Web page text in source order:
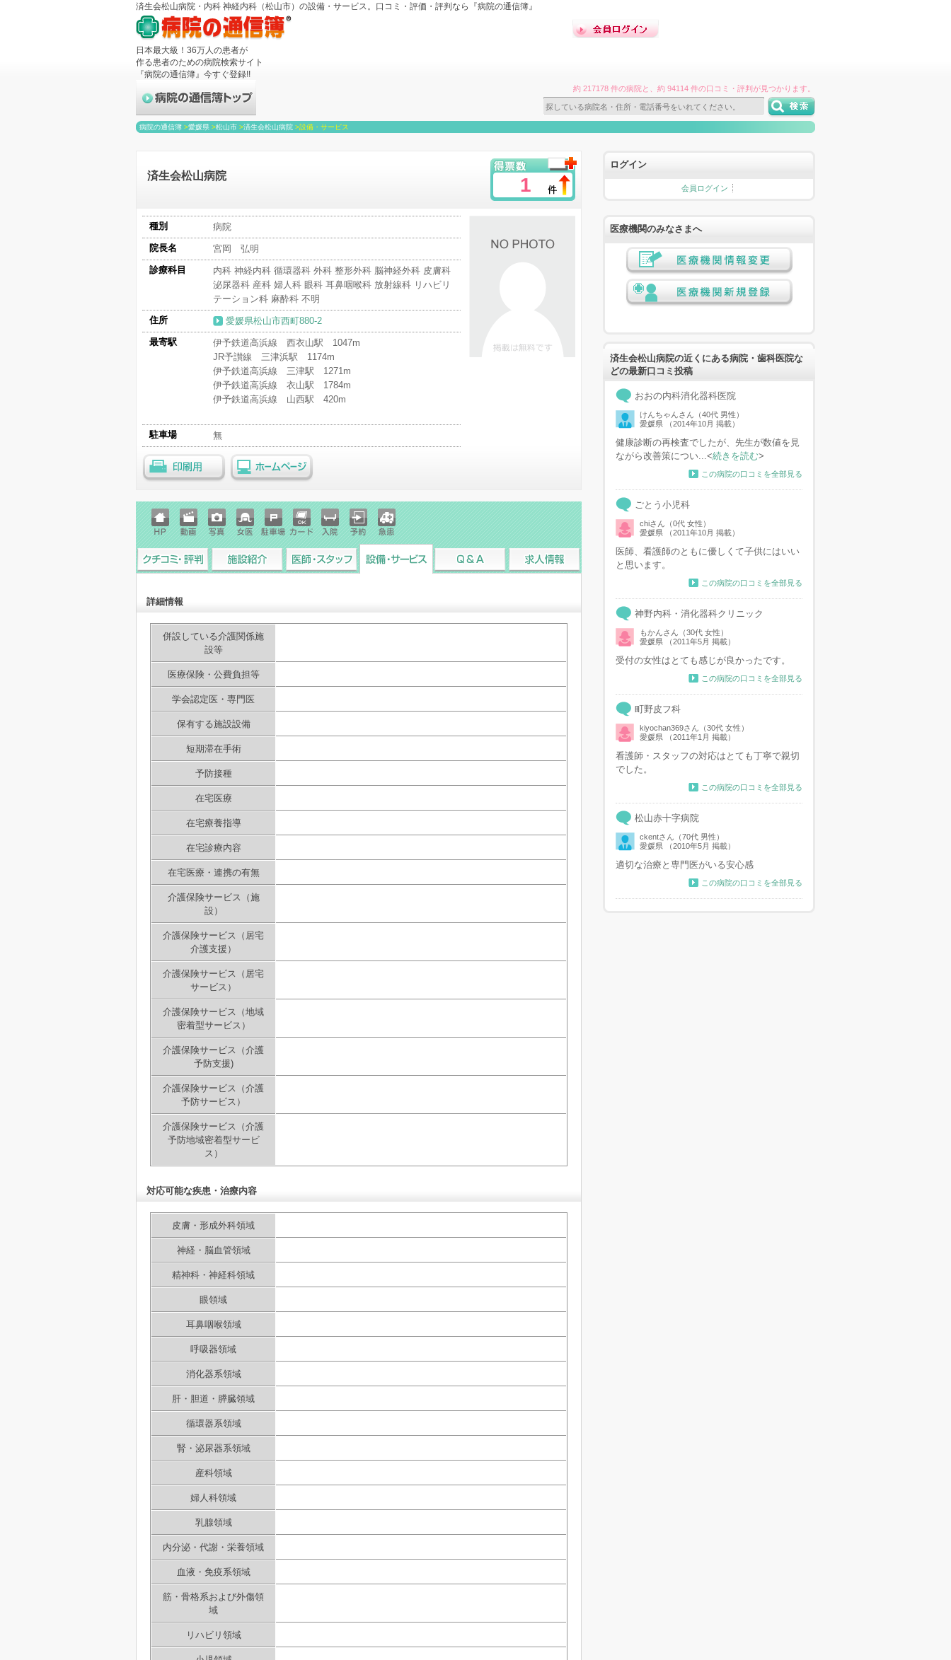
済生会松山病院・内科 神経内科（松山市）の設備・サービス。口コミ・評価・評判なら『病院の通信簿』
日本最大級！36万人の患者が
作る患者のための病院検索サイト
『病院の通信簿』今すぐ登録!!
約 217178 件の病院と、約 94114 件の口コミ・評判が見つかります。
病院の通信簿 >愛媛県 >松山市 >済生会松山病院 >設備・サービス
済生会松山病院 1
種別
病院
院長名
宮岡 弘明
診療科目
内科 神経内科 循環器科 外科 整形外科 脳神経外科 皮膚科
泌尿器科 産科 婦人科 眼科 耳鼻咽喉科 放射線科 リハビリ
テーション科 麻酔科 不明
住所
愛媛県松山市西町880-2
最寄駅
伊予鉄道高浜線 西衣山駅 1047m
JR予讃線 三津浜駅 1174m
伊予鉄道高浜線 三津駅 1271m
伊予鉄道高浜線 衣山駅 1784m
伊予鉄道高浜線 山西駅 420m
駐車場 無
ホーム
ページ
動画 写真 女医 駐車場クレジ
ットカ
ード
入院 予約 急患
詳細情報
併設している介護関係施
設等
医療保険・公費負担等
学会認定医・専門医
保有する施設設備
短期滞在手術
予防接種
在宅医療
在宅療養指導
在宅診療内容
在宅医療・連携の有無
介護保険サービス（施
設）
介護保険サービス（居宅
介護支援）
介護保険サービス（居宅
サービス）
介護保険サービス（地域
密着型サービス）
介護保険サービス（介護
予防支援)
介護保険サービス（介護
予防サービス）
介護保険サービス（介護
予防地域密着型サービ
ス）
対応可能な疾患・治療内容
皮膚・形成外科領域
神経・脳血管領域
精神科・神経科領域
眼領域
耳鼻咽喉領域
呼吸器領域
消化器系領域
肝・胆道・膵臓領域
循環器系領域
腎・泌尿器系領域
産科領域
婦人科領域
乳腺領域
内分泌・代謝・栄養領域
血液・免疫系領域
筋・骨格系および外傷領
域
リハビリ領域
ログイン
会員ログイン
医療機関のみなさまへ
済生会松山病院の近くにある病院・歯科医院な
どの最新口コミ投稿
おおの内科消化器科医院
けんちゃんさん（40代 男性）
愛媛県 （2014年10月 掲載）
健康診断の再検査でしたが、先生が数値を見
ながら改善策につい...<続きを読む>
この病院の口コミを全部見る
ごとう小児科
chiさん（0代 女性）
愛媛県 （2011年10月 掲載）
医師、看護師のともに優しくて子供にはいい
と思います。
この病院の口コミを全部見る
神野内科・消化器科クリニック
もかんさん（30代 女性）
愛媛県 （2011年5月 掲載）
受付の女性はとても感じが良かったです。
この病院の口コミを全部見る
町野皮フ科
kiyochan369さん（30代 女性）
愛媛県 （2011年1月 掲載）
看護師・スタッフの対応はとても丁寧で親切
でした。
この病院の口コミを全部見る
松山赤十字病院
ckentさん（70代 男性）
愛媛県 （2010年5月 掲載）
適切な治療と専門医がいる安心感
この病院の口コミを全部見る